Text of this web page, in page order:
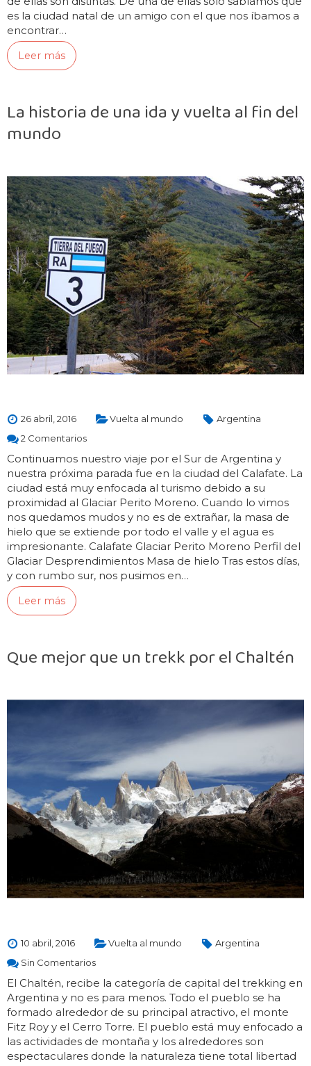
es la ciudad natal de un amigo con el que nos íbamos a
encontrar…
Leer más
La historia de una ida y vuelta al fin del
mundo
26 abril, 2016 Vuelta al mundo
Argentina
2 Comentarios
Continuamos nuestro viaje por el Sur de Argentina y
nuestra próxima parada fue en la ciudad del Calafate. La
ciudad está muy enfocada al turismo debido a su
proximidad al Glaciar Perito Moreno. Cuando lo vimos
nos quedamos mudos y no es de extrañar, la masa de
hielo que se extiende por todo el valle y el agua es
impresionante. Calafate Glaciar Perito Moreno Perfil del
Glaciar Desprendimientos Masa de hielo Tras estos días,
y con rumbo sur, nos pusimos en…
Leer más
Que mejor que un trekk por el Chaltén
10 abril, 2016 Vuelta al mundo
Argentina
Sin Comentarios
El Chaltén, recibe la categoría de capital del trekking en
Argentina y no es para menos. Todo el pueblo se ha
formado alrededor de su principal atractivo, el monte
Fitz Roy y el Cerro Torre. El pueblo está muy enfocado a
las actividades de montaña y los alrededores son
espectaculares donde la naturaleza tiene total libertad